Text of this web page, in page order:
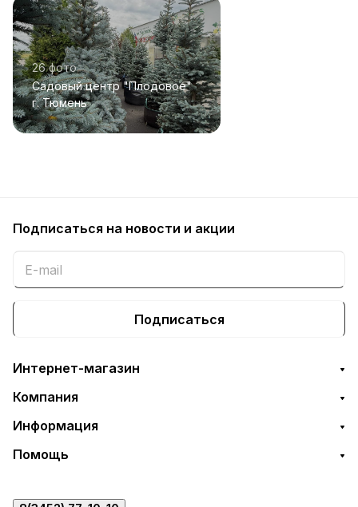
26 фото
Садовый центр "Плодовое"
г. Тюмень
Подписаться на новости и акции
Подписаться
Интернет-магазин
Компания
Информация
Помощь